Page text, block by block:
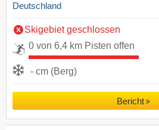
Deutschland
Skigebiet geschlossen
0 von 6,4 km Pisten offen
- cm (Berg)
Bericht